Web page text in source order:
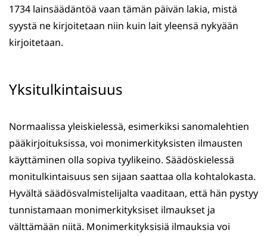
1734 lainsäädäntöä vaan tämän päivän lakia, mistä
syystä ne kirjoitetaan niin kuin lait yleensä nykyään
kirjoitetaan.
Yksitulkintaisuus
Normaalissa yleiskielessä, esimerkiksi sanomalehtien
pääkirjoituksissa, voi monimerkityksisten ilmausten
käyttäminen olla sopiva tyylikeino. Säädöskielessä
monitulkintaisuus sen sijaan saattaa olla kohtalokasta.
Hyvältä säädösvalmistelijalta vaaditaan, että hän pystyy
tunnistamaan monimerkityksiset ilmaukset ja
välttämään niitä. Monimerkityksisiä ilmauksia voi